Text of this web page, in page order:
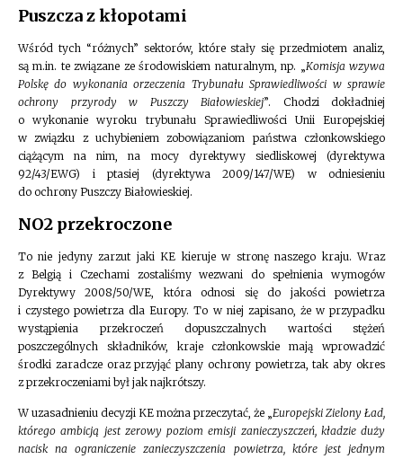
Puszcza z kłopotami
Wśród tych “różnych” sektorów, które stały się przedmiotem analiz,
są m.in. te związane ze środowiskiem naturalnym, np. „Komisja wzywa
Polskę do wykonania orzeczenia Trybunału Sprawiedliwości w sprawie
ochrony przyrody w Puszczy Białowieskiej”. Chodzi dokładniej
o wykonanie wyroku trybunału Sprawiedliwości Unii Europejskiej
w związku z uchybieniem zobowiązaniom państwa członkowskiego
ciążącym na nim, na mocy dyrektywy siedliskowej (dyrektywa
92/43/EWG) i ptasiej (dyrektywa 2009/147/WE) w odniesieniu
do ochrony Puszczy Białowieskiej.
NO2 przekroczone
To nie jedyny zarzut jaki KE kieruje w stronę naszego kraju. Wraz
z Belgią i Czechami zostaliśmy wezwani do spełnienia wymogów
Dyrektywy 2008/50/WE, która odnosi się do jakości powietrza
i czystego powietrza dla Europy. To w niej zapisano, że w przypadku
wystąpienia przekroczeń dopuszczalnych wartości stężeń
poszczególnych składników, kraje członkowskie mają wprowadzić
środki zaradcze oraz przyjąć plany ochrony powietrza, tak aby okres
z przekroczeniami był jak najkrótszy.
W uzasadnieniu decyzji KE można przeczytać, że „Europejski Zielony Ład,
którego ambicją jest zerowy poziom emisji zanieczyszczeń, kładzie duży
nacisk na ograniczenie zanieczyszczenia powietrza, które jest jednym